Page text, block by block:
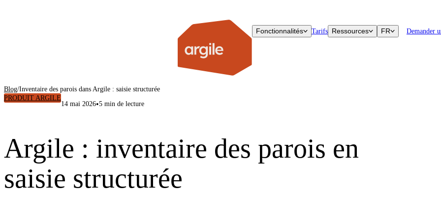
Fonctionnalités Tarifs Ressources FR Demander
Blog/Inventaire des parois dans Argile : saisie structurée
PRODUIT ARGILE
14 mai 2026•5 min de lecture
Argile : inventaire des parois en
saisie structurée